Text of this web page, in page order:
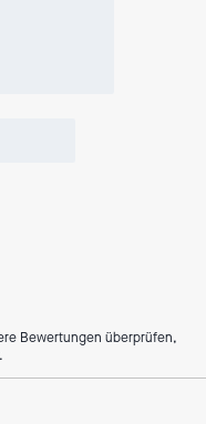
Bewertungen überprüfen,